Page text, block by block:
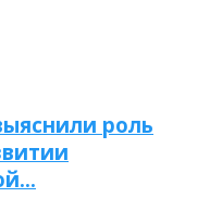
роль